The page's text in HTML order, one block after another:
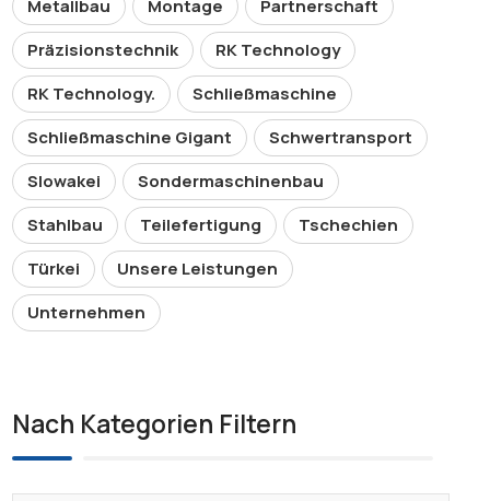
Metallbau
Montage
Partnerschaft
Präzisionstechnik
RK Technology
RK Technology.
Schließmaschine
Schließmaschine Gigant
Schwertransport
Slowakei
Sondermaschinenbau
Stahlbau
Teilefertigung
Tschechien
Türkei
Unsere Leistungen
Unternehmen
Nach Kategorien Filtern